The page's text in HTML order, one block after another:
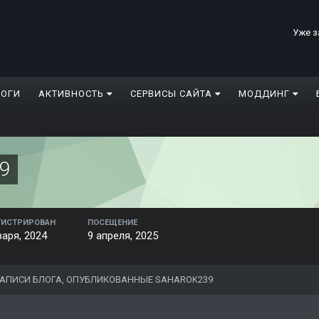
Уже
АКТИВНОСТЬ СЕРВИСЫ САЙТА МОДДИНГ
2024
ПОСЕЩЕНИЕ
9 апреля, 2025
БЛОГА, ОПУБЛИКОВАННЫЕ SAHAROK239